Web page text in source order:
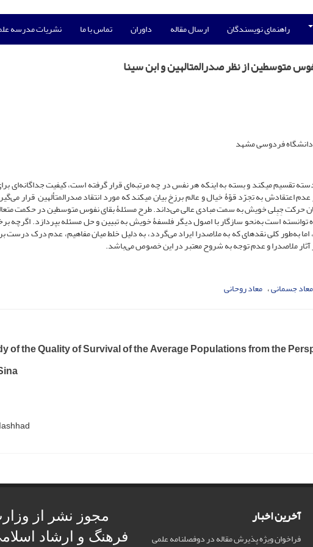
راهنمای نویسندگان ارسال مقاله داوران تماس با ما نشریات مدرسه
متوسطین از نظر صدرالمتالهین و ابن سینا
دانشگاه فردوسی مشهد
تقسیم می­کند و بسته به اینکه هر نفس در چه مرتبه‌ای قرار گرفته است، کیفیت جداگانه‌ای
اعتقادش به تجرّد قوّۀ خیال و عالم برزخ بیان می­کند که مورد انتقاد صدرالمتألهین قرار
حرکت جِبِلی خویش به سمت مبادی عالی می‌داند. طرح مسئلۀ بقای نفوس متوسطین در حکمت
توانسته است به‌نحو سازگار با اصول دیگر فلسفۀ خویش به تبیین و حل مسئله بپردازد. اگرچه
اما به‌طور کلی نقدهای که به ملاصدرا ایراد می‌گردد، به دلیل خلط میان مفاهیم، عدم درک
آثار ملاصدرا و عدم توجه به شروح معتبر در این خصوص می‌باشد.
معاد جسمانی معاد روحانی
of the Quality of Survival of the Average Populations from the
آخرین اخبار
فراخوان ویژه پذیرش مقاله در دوفصلنامه علمی
مجوز نشر از
فرهنگ و ارشاد